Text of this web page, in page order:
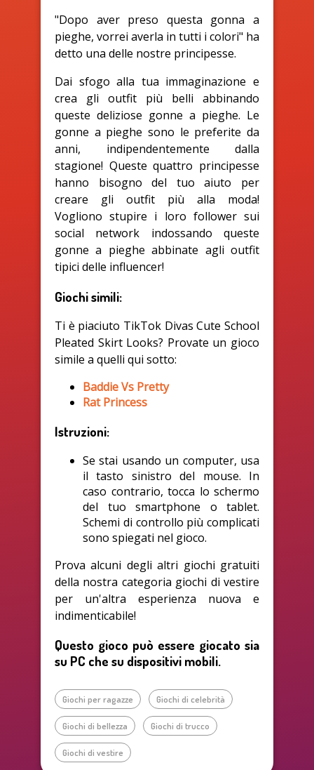
"Dopo aver preso questa gonna a
pieghe, vorrei averla in tutti i colori" ha
detto una delle nostre principesse.
Dai sfogo alla tua immaginazione e
crea gli outfit più belli abbinando
queste deliziose gonne a pieghe. Le
gonne a pieghe sono le preferite da
anni, indipendentemente dalla
stagione! Queste quattro principesse
hanno bisogno del tuo aiuto per
creare gli outfit più alla moda!
Vogliono stupire i loro follower sui
social network indossando queste
gonne a pieghe abbinate agli outfit
tipici delle influencer!
Giochi simili:
Ti è piaciuto TikTok Divas Cute School
Pleated Skirt Looks? Provate un gioco
simile a quelli qui sotto:
Baddie Vs Pretty
Rat Princess
Istruzioni:
Se stai usando un computer, usa
il tasto sinistro del mouse. In
caso contrario, tocca lo schermo
del tuo smartphone o tablet.
Schemi di controllo più complicati
sono spiegati nel gioco.
Prova alcuni degli altri giochi gratuiti
della nostra categoria giochi di vestire
per un'altra esperienza nuova e
indimenticabile!
Questo gioco può essere giocato sia
su PC che su dispositivi mobili.
Giochi per ragazze Giochi di celebrità
Giochi di bellezza Giochi di trucco
Giochi di vestire